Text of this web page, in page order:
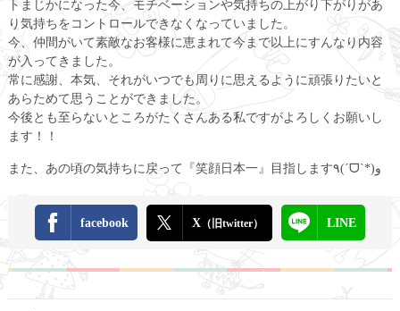
トまじかになった今、モチベーションや気持ちの上がり下がりがあ
り気持ちをコントロールできなくなっていました。
今、仲間がいて素敵なお客様に恵まれて今まで以上にすんなり内容
が入ってきました。
常に感謝、本気、それがいつでも周りに思えるように頑張りたいと
あらためて思うことができました。
今後とも至らないところがたくさんある私ですがよろしくお願いし
ます！！
また、あの頃の気持ちに戻って『笑顔日本一』目指します٩(ˊᗜˋ*)و
facebook X（旧twitter） LINE